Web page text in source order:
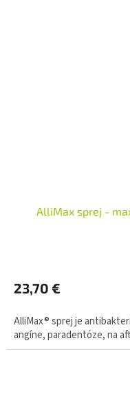
AlliMax sprej -
23,70 €
AlliMax® sprej je
angíne, paradentóze, na